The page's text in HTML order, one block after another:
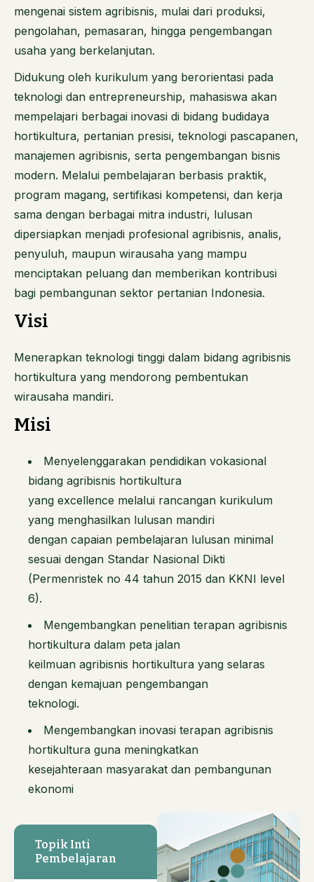
mengenai sistem agribisnis, mulai dari produksi,
pengolahan, pemasaran, hingga pengembangan
usaha yang berkelanjutan.
Didukung oleh kurikulum yang berorientasi pada
teknologi dan entrepreneurship, mahasiswa akan
mempelajari berbagai inovasi di bidang budidaya
hortikultura, pertanian presisi, teknologi pascapanen,
manajemen agribisnis, serta pengembangan bisnis
modern. Melalui pembelajaran berbasis praktik,
program magang, sertifikasi kompetensi, dan kerja
sama dengan berbagai mitra industri, lulusan
dipersiapkan menjadi profesional agribisnis, analis,
penyuluh, maupun wirausaha yang mampu
menciptakan peluang dan memberikan kontribusi
bagi pembangunan sektor pertanian Indonesia.
Visi
Menerapkan teknologi tinggi dalam bidang agribisnis
hortikultura yang mendorong pembentukan
wirausaha mandiri.
Misi
Menyelenggarakan pendidikan vokasional
bidang agribisnis hortikultura
yang excellence melalui rancangan kurikulum
yang menghasilkan lulusan mandiri
dengan capaian pembelajaran lulusan minimal
sesuai dengan Standar Nasional Dikti
(Permenristek no 44 tahun 2015 dan KKNI level
6).
Mengembangkan penelitian terapan agribisnis
hortikultura dalam peta jalan
keilmuan agribisnis hortikultura yang selaras
dengan kemajuan pengembangan
teknologi.
Mengembangkan inovasi terapan agribisnis
hortikultura guna meningkatkan
kesejahteraan masyarakat dan pembangunan
ekonomi
Topik Inti
Pembelajaran